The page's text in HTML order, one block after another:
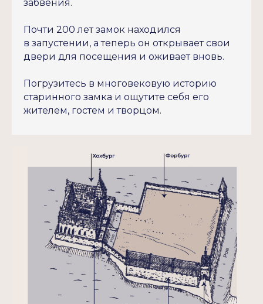
забвения.
Почти 200 лет замок находился
в запустении, а теперь он открывает свои
двери для посещения и оживает вновь.
Погрузитесь в многовековую историю
старинного замка и ощутите себя его
жителем, гостем и творцом.